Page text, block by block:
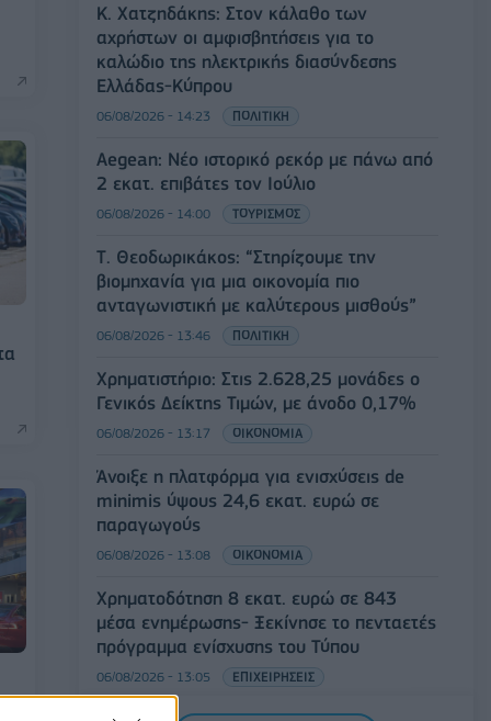
Κ. Χατζηδάκης: Στον κάλαθο των
αχρήστων οι αμφισβητήσεις για το
καλώδιο της ηλεκτρικής διασύνδεσης
Ελλάδας-Κύπρου
06/08/2026 - 14:23 ΠΟΛΙΤΙΚΗ
Aegean: Νέο ιστορικό ρεκόρ με πάνω από
2 εκατ. επιβάτες τον Ιούλιο
06/08/2026 - 14:00 ΤΟΥΡΙΣΜΟΣ
Τ. Θεοδωρικάκος: “Στηρίζουμε την
βιομηχανία για μια οικονομία πιο
ανταγωνιστική με καλύτερους μισθούς”
06/08/2026 - 13:46 ΠΟΛΙΤΙΚΗ
Χρηματιστήριο: Στις 2.628,25 μονάδες ο
Γενικός Δείκτης Τιμών, με άνοδο 0,17%
06/08/2026 - 13:17 ΟΙΚΟΝΟΜΙΑ
Άνοιξε η πλατφόρμα για ενισχύσεις de
minimis ύψους 24,6 εκατ. ευρώ σε
παραγωγούς
06/08/2026 - 13:08 ΟΙΚΟΝΟΜΙΑ
Χρηματοδότηση 8 εκατ. ευρώ σε 843
μέσα ενημέρωσης- Ξεκίνησε το πενταετές
πρόγραμμα ενίσχυσης του Τύπου
06/08/2026 - 13:05 ΕΠΙΧΕΙΡΗΣΕΙΣ